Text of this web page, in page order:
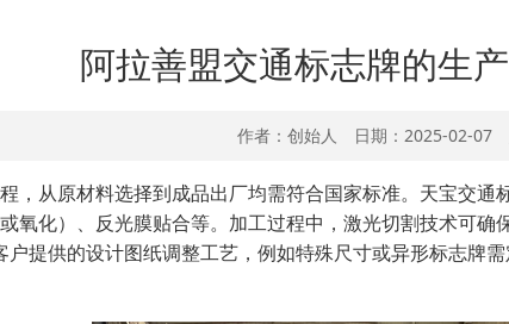
阿拉善盟交通标志牌的生
作者：创始人 日期：2025-02-07
，从原材料选择到成品出厂均需符合国家标准。天宝交
氧化）、反光膜贴合等。加工过程中，激光切割技术可
提供的设计图纸调整工艺，例如特殊尺寸或异形标志牌